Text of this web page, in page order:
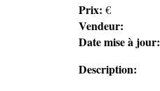
Prix: €
Vendeur:
Date mise à jour:
Description: